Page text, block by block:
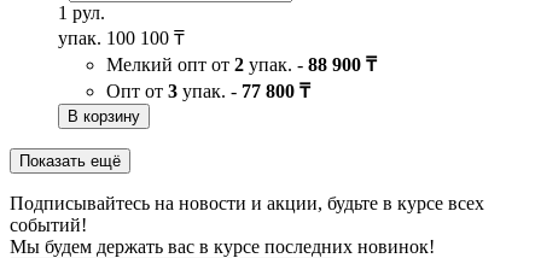
1 рул.
упак. 100 100 ₸
Мелкий опт от 2 упак. - 88 900 ₸
Опт от 3 упак. - 77 800 ₸
В корзину
Показать ещё
Подписывайтесь на новости и акции, будьте в курсе всех
событий!
Мы будем держать вас в курсе последних новинок!